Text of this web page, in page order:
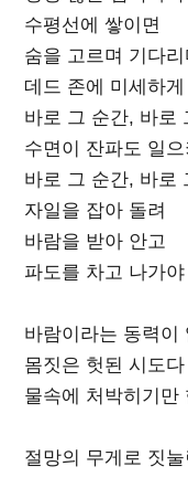
수평선에 쌓이면
숨을 고르며 기다
데드 존에 미세하
바로 그 순간, 바로
수면이 잔파도 일
바로 그 순간, 바로
자일을 잡아 돌려
바람을 받아 안고
파도를 차고 나가
바람이라는 동력이
몸짓은 헛된 시도다
물속에 처박히기만
절망의 무게로 짓눌